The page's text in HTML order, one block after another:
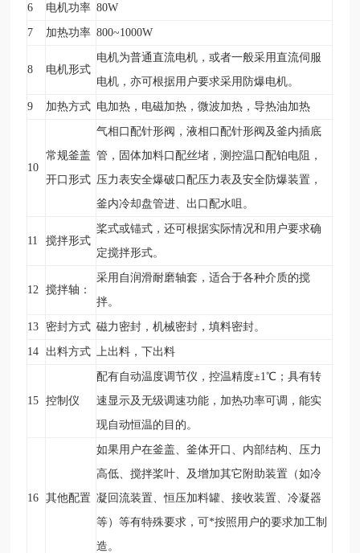
6 电机功率 80W
7 加热功率 800~1000W
8 电机形式
电机为普通直流电机，或者一般采用直流伺服
电机，亦可根据用户要求采用防爆电机。
9 加热方式 电加热，电磁加热，微波加热，导热油加热
10
常规釜盖
开口形式
气相口配针形阀，液相口配针形阀及釜内插底
管，固体加料口配丝堵，测控温口配铂电阻，
压力表安全爆破口配压力表及安全防爆装置，
釜内冷却盘管进、出口配水咀。
11 搅拌形式
桨式或锚式，还可根据实际情况和用户要求确
定搅拌形式。
12 搅拌轴：
采用自润滑耐磨轴套，适合于各种介质的搅
拌。
13 密封方式 磁力密封，机械密封，填料密封。
14 出料方式 上出料，下出料
15 控制仪
配有自动温度调节仪，控温精度±1℃ ；具有转
速显示及无级调速功能，加热功率可调，能实
现自动恒温的目的。
16 其他配置
如果用户在釜盖、釜体开口、内部结构、压力
高低、搅拌桨叶、及增加其它附助装置（如冷
凝回流装置、恒压加料罐、接收装置、冷凝器
等）等有特殊要求，可*按照用户的要求加工制
造。